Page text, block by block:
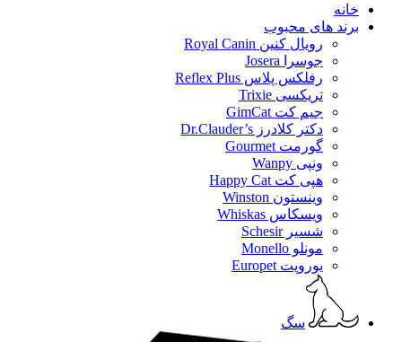
خانه
برند های محبوب
رویال کنین Royal Canin
جوسرا Josera
رفلکس پلاس Reflex Plus
تریکسی Trixie
جیم کت GimCat
دکتر کلادرز Dr.Clauder’s
گورمت Gourmet
ونپی Wanpy
هپی کت Happy Cat
وینستون Winston
ویسکاس Whiskas
شسیر Schesir
مونلو Monello
یوروپت Europet
سگ